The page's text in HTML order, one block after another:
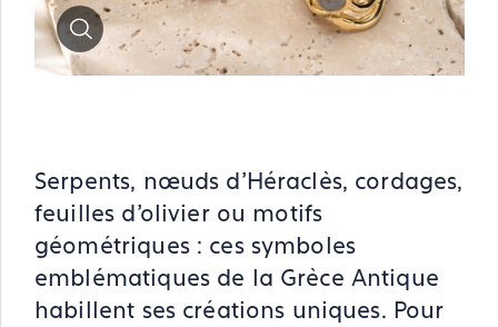
Zoom
Serpents, nœuds d’Héraclès, cordages,
feuilles d’olivier ou motifs
géométriques : ces symboles
emblématiques de la Grèce Antique
habillent ses créations uniques. Pour